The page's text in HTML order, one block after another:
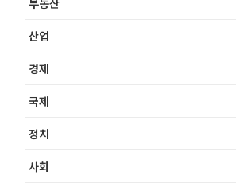
부동산
산업
경제
국제
정치
사회